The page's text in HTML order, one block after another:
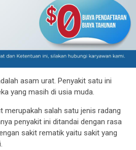
asam urat. Penyakit satu ini
yang masih di usia muda.
salah satu jenis radang
penyakit ini ditandai dengan rasa
sakit rematik yaitu sakit yang